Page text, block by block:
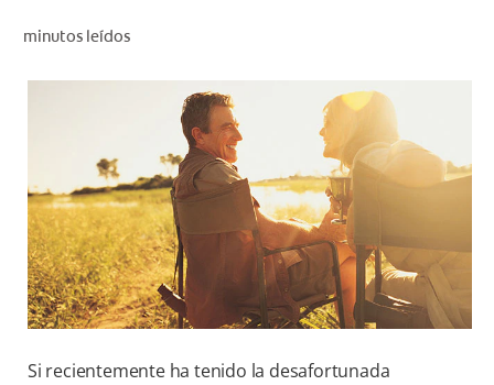
PROMOCIONES
SUSCRÍBASE
minutos leídos
Si recientemente ha tenido la desafortunada